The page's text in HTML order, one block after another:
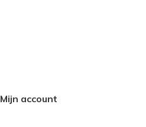
Mijn account